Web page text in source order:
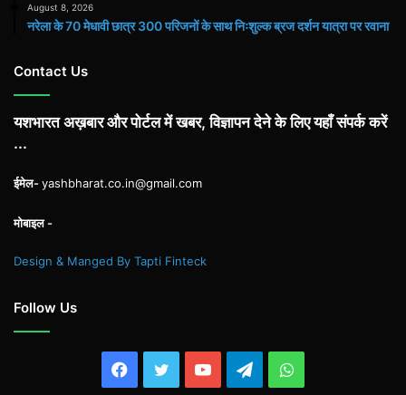
August 8, 2026
नरेला के 70 मेधावी छात्र 300 परिजनों के साथ निःशुल्क ब्रज दर्शन यात्रा पर रवाना
Contact Us
यशभारत अख़बार और पोर्टल में खबर, विज्ञापन देने के लिए यहाँ संपर्क करें
...
ईमेल-yashbharat.co.in@gmail.com
मोबाइल -
Design & Manged By Tapti Finteck
Follow Us
Facebook
TwitterYouTubeTelegramWhatsApp